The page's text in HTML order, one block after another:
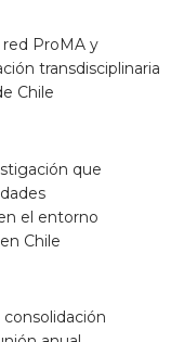
red ProMA y
transdisciplinaria
Chile
que
el entorno
Chile